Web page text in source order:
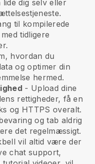
dig selv eller
til kompilerede
tidligere
hvordan du
og optimer din
hermed.
- Upload dine
rettigheder, få en
og HTTPS overalt.
og tab aldrig
det regelmæssigt.
vil altid være der
chat support,